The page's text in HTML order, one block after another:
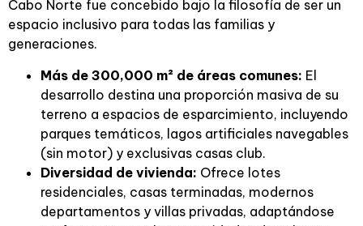
Cabo Norte fue concebido bajo la filosofía de ser un
espacio inclusivo para todas las familias y
generaciones.
Más de 300,000 m² de áreas comunes: El
desarrollo destina una proporción masiva de su
terreno a espacios de esparcimiento, incluyendo
parques temáticos, lagos artificiales navegables
(sin motor) y exclusivas casas club.
Diversidad de vivienda: Ofrece lotes
residenciales, casas terminadas, modernos
departamentos y villas privadas, adaptándose